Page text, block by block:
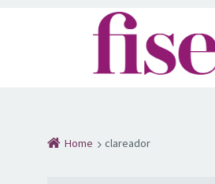
Home clareador